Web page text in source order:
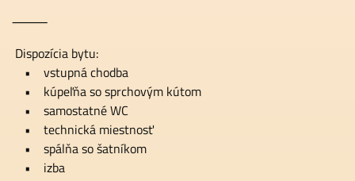
⸻
Dispozícia bytu:
• vstupná chodba
• kúpeľňa so sprchovým kútom
• samostatné WC
• technická miestnosť
• spálňa so šatníkom
• izba